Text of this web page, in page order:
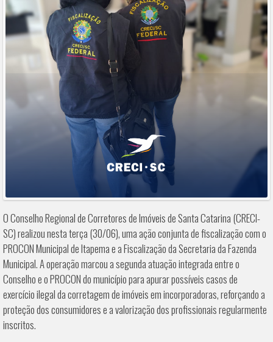
O Conselho Regional de Corretores de Imóveis de Santa Catarina (CRECI-
SC) realizou nesta terça (30/06), uma ação conjunta de fiscalização com o
PROCON Municipal de Itapema e a Fiscalização da Secretaria da Fazenda
Municipal. A operação marcou a segunda atuação integrada entre o
Conselho e o PROCON do município para apurar possíveis casos de
exercício ilegal da corretagem de imóveis em incorporadoras, reforçando a
proteção dos consumidores e a valorização dos profissionais regularmente
inscritos.